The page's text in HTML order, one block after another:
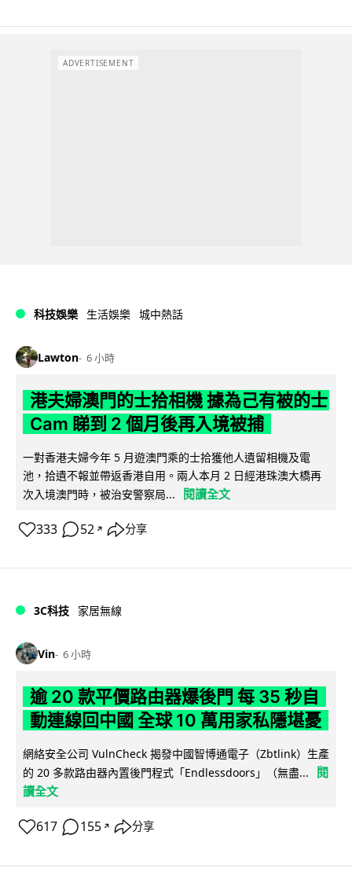
ADVERTISEMENT
科技娛樂 生活娛樂 城中熱話
Lawton 6 小時
港夫婦澳門的士拾相機 據為己有被的士
Cam 睇到 2 個月後再入境被捕
一對香港夫婦今年 5 月遊澳門乘的士拾獲他人遺留相機及電
池，拾遺不報並帶返香港自用。兩人本月 2 日經港珠澳大橋再
次入境澳門時，被治安警察局...
閱讀全文
333 52 ↗ 分享
3C科技 家居無線
Vin 6 小時
逾 20 款平價路由器爆後門 每 35 秒自
動連線回中國 全球 10 萬用家私隱堪憂
網絡安全公司 VulnCheck 揭發中國智博通電子（Zbtlink）生產
的 20 多款路由器內置後門程式「Endlessdoors」（無盡...
閱
讀全文
617 155 ↗ 分享